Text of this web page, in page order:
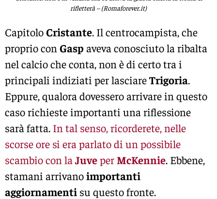
rifletterà – (Romaforever.it)
CapitoloCristante. Il centrocampista, che
proprio con Gasp aveva conosciuto la ribalta
nel calcio che conta, non è di certo tra i
principali indiziati per lasciareTrigoria.
Eppure, qualora dovessero arrivare in questo
caso richieste importanti una riflessione
sarà fatta. In tal senso, ricorderete, nelle
scorse ore si era parlato di un possibile
scambio con la Juveper McKennie. Ebbene,
stamani arrivanoimportanti
aggiornamenti su questo fronte.